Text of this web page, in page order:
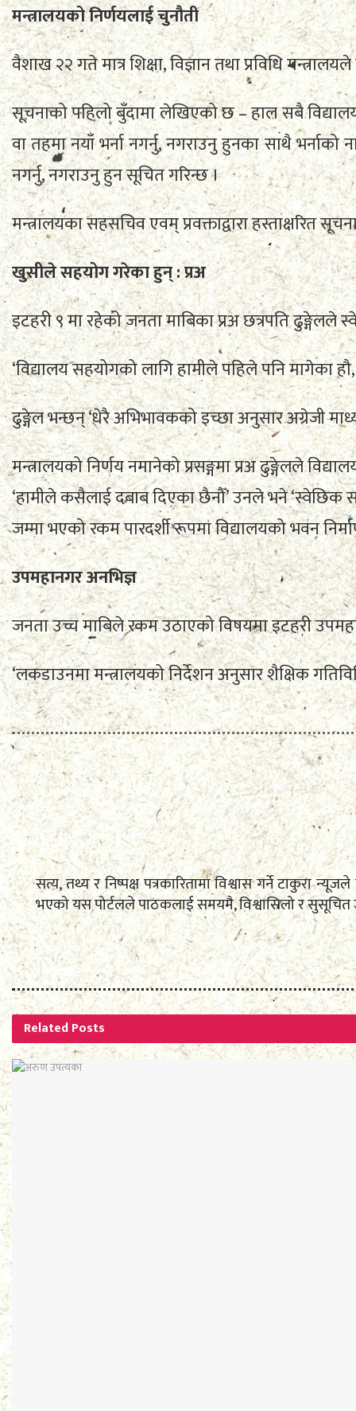
मन्त्रालयको निर्णयलाई चुनौती
वैशाख २२ गते मात्र शिक्षा, विज्ञान तथा प्रविधि
सूचनाको पहिलो बुँदामा लेखिएको छ – हाल सबै
वा तहमा नयाँ भर्ना नगर्नु, नगराउनु हुनका साथै
नगर्नु, नगराउनु हुन सूचित गरिन्छ ।
मन्त्रालयका सहसचिव एवम् प्रवक्ताद्वारा
खुसीले सहयोग गरेका हुन् : प्रअ
इटहरी ९ मा रहेको जनता माबिका प्रअ छत्रपति ढुङ्गेलले
‘विद्यालय सहयोगको लागि हामीले पहिले पनि मागेका
ढुङ्गेल भन्छन् ‘धेरै अभिभावकको इच्छा अनुसार अग्रेजी
मन्त्रालयको निर्णय नमानेको प्रसङ्गमा प्रअ ढुङ्गेलले
‘हामीले कसैलाई दबाब दिएका छैनौँ’ उनले भने ‘स्वेछिक
जम्मा भएको रकम पारदर्शी रूपमा विद्यालयको भवन
उपमहानगर अनभिज्ञ
जनता उच्च माबिले रकम उठाएको विषयमा इटहरी
‘लकडाउनमा मन्त्रालयको निर्देशन अनुसार शैक्षिक
सत्य, तथ्य र निष्पक्ष पत्रकारितामा विश्वास गर्ने टाकुरा
भएको यस पोर्टलले पाठकलाई समयमै, विश्वासिलो र
RelatedPosts